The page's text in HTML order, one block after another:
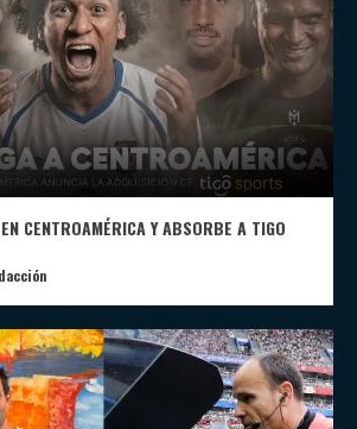
CENTROAMÉRICA Y ABSORBE A TIGO